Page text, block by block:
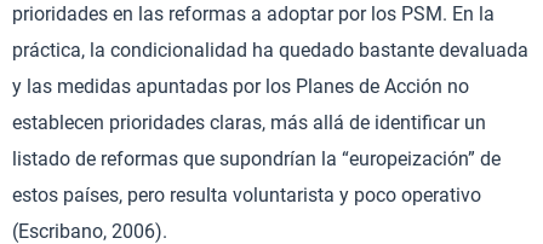
prioridades en las reformas a adoptar por los PSM. En la
práctica, la condicionalidad ha quedado bastante devaluada
y las medidas apuntadas por los Planes de Acción no
establecen prioridades claras, más allá de identificar un
listado de reformas que supondrían la “europeización” de
estos países, pero resulta voluntarista y poco operativo
(Escribano, 2006).